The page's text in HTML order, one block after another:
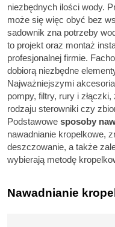
niezbędnych ilości wody.
może się więc obyć bez
sadownik zna potrzeby
to projekt oraz montaż
profesjonalnej firmie.
dobiorą niezbędne
Najważniejszymi
pompy, filtry, rury i
rodzaju sterowniki czy
Podstawowe sposoby
nawadnianie kropelkowe,
deszczowanie, a także
wybierają metodę
Nawadnianie